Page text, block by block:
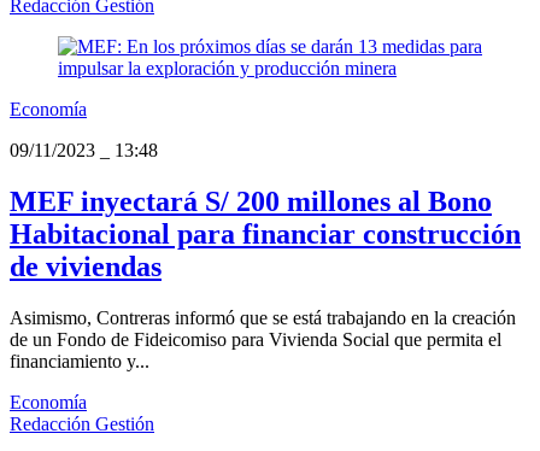
Redacción Gestión
Economía
09/11/2023
13:48
MEF inyectará S/ 200 millones al Bono
Habitacional para financiar construcción
de viviendas
Asimismo, Contreras informó que se está trabajando en la creación
de un Fondo de Fideicomiso para Vivienda Social que permita el
financiamiento y...
Economía
Redacción Gestión